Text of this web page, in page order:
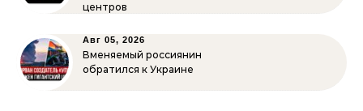
центров
Авг 05, 2026
Вменяемый россиянин
обратился к Украине